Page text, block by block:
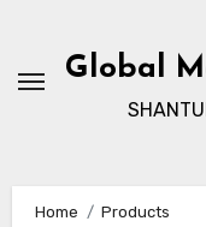
contentGlobal
Home
Products